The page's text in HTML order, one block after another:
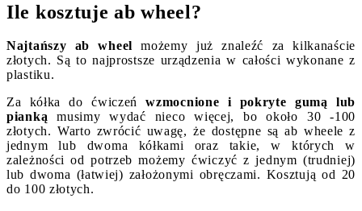
Ile kosztuje ab wheel?
Najtańszy ab wheel możemy już znaleźć za kilkanaście
złotych. Są to najprostsze urządzenia w całości wykonane z
plastiku.
Za kółka do ćwiczeńwzmocnione i pokryte gumą lub
pianką musimy wydać nieco więcej, bo około 30 -100
złotych. Warto zwrócić uwagę, że dostępne są ab wheele z
jednym lub dwoma kółkami oraz takie, w których w
zależności od potrzeb możemy ćwiczyć z jednym (trudniej)
lub dwoma (łatwiej) założonymi obręczami. Kosztują od 20
do 100 złotych.